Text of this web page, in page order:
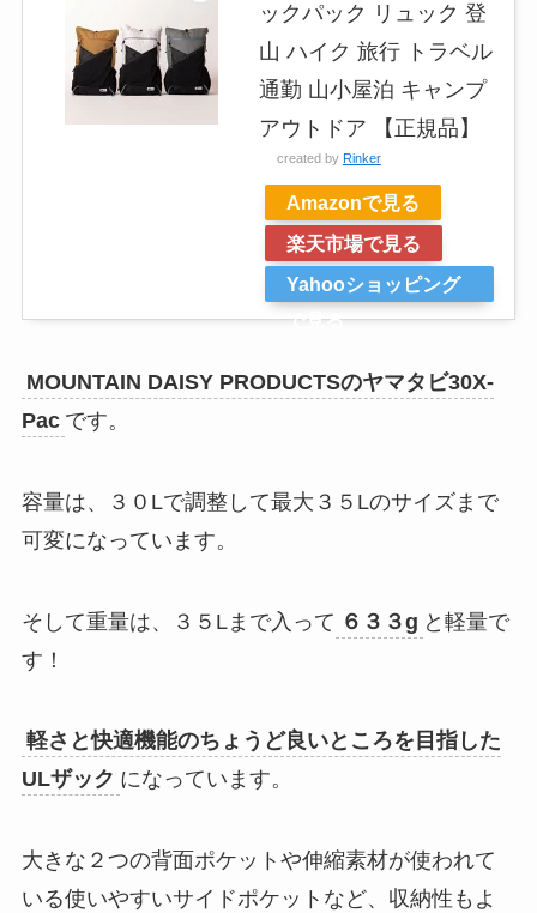
ックパック リュック 登
山 ハイク 旅行 トラベル
通勤 山小屋泊 キャンプ
アウトドア 【正規品】
created by Rinker
Amazonで見る
楽天市場で見る
Yahooショッピング
で見る
MOUNTAIN DAISY PRODUCTSのヤマタビ30X-
Pac です。
容量は、３０Lで調整して最大３５Lのサイズまで
可変になっています。
そして重量は、３５Lまで入って ６３３g と軽量で
す！
軽さと快適機能のちょうど良いところを目指した
ULザック になっています。
大きな２つの背面ポケットや伸縮素材が使われて
いる使いやすいサイドポケットなど、収納性もよ